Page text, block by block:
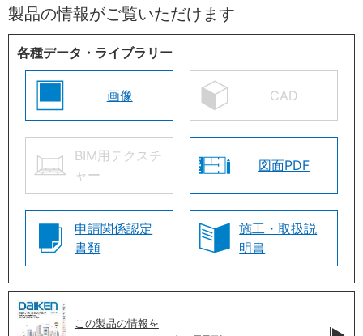
製品の情報がご覧いただけます
各種データ・ライブラリー
画像 CAD
BIM用テクスチ
ャー
図面PDF
申請関係認定
書類
施工・取扱説
明書
この製品の情報を